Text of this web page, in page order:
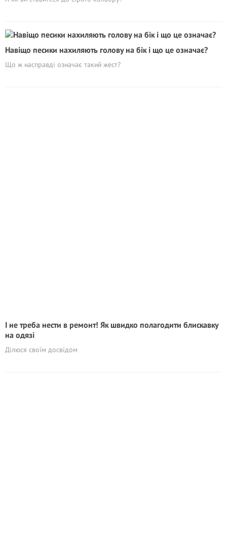
Навіщо песики нахиляють голову на бік і що це означає?
Що ж насправді означає такий жест?
І не треба нести в ремонт! Як швидко полагодити блискавку
на одязі
Ділюся своїм досвідом